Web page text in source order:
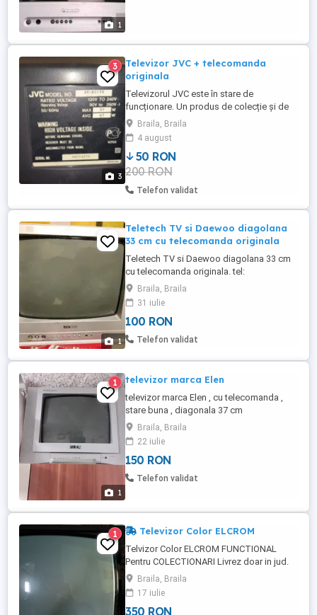
1
3
3
Televizor JVC + telecomanda
originala
Televizorul JVC este în stare de
funcționare. Un produs de colecție și de
calitate ce îți va oferi o experiență vizuală
excelentă. Perfect pentru a te bucura de
emisiunile preferate sau filmele preferate.
Acest televizor va aduce o notă de
eleganță în orice încăpere. Nu trimit in tara!
Braila, Braila
4 august
50 RON
200 RON
Telefon validat
1
Teletech TV si Daewoo diagolana
33 cm cu telecomanda originala
Teletech TV si Daewoo diagolana 33 cm
cu telecomanda originala. tel:
Braila, Braila
31 iulie
100 RON
Telefon validat
1
1 televizor marca Elen
televizor marca Elen , cu telecomanda ,
stare buna , diagonala 37 cm
Braila, Braila
22 iulie
150 RON
Telefon validat
1 Televizor Color ELCROM
Telvizor Color ELCROM FUNCTIONAL
Pentru COLECTIONARI Livrez doar in jud.
Braila !!!Braila, Braila
17 iulie
350 RON